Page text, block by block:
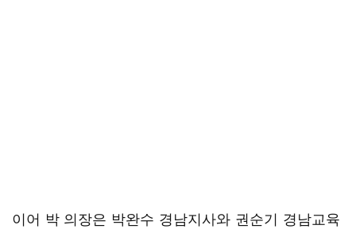
이어 박 의장은 박완수 경남지사와 권순기 경남교육